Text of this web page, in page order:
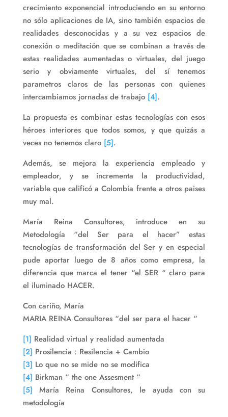
crecimiento exponencial introduciendo en su entorno
no sólo aplicaciones de IA, sino también espacios de
realidades desconocidas y a su vez espacios de
conexión o meditación que se combinan a través de
estas realidades aumentadas o virtuales, del juego
serio y obviamente virtuales, del sí tenemos
parametros claros de las personas con quienes
intercambiamos jornadas de trabajo [4].
La propuesta es combinar estas tecnologías con esos
héroes interiores que todos somos, y que quizás a
veces no tenemos claro [5].
Además, se mejora la experiencia empleado y
empleador, y se incrementa la productividad,
variable que calificó a Colombia frente a otros paises
muy mal.
María Reina Consultores, introduce en su
Metodología “del Ser para el hacer” estas
tecnologías de transformación del Ser y en especial
pude aportar luego de 8 años como empresa, la
diferencia que marca el tener “el SER “ claro para
el iluminado HACER.
Con cariño, María
MARIA REINA Consultores “del ser para el hacer “
[1] Realidad virtual y realidad aumentada
[2] Prosilencia : Resilencia + Cambio
[3] Lo que no se mide no se modifica
[4] Birkman “ the one Assesment “
[5] María Reina Consultores, le ayuda con su
metodología